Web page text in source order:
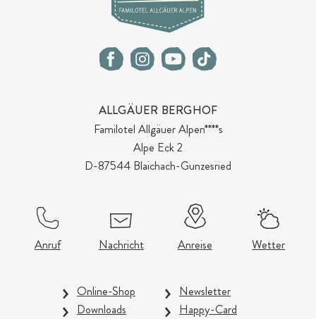
ALLGÄUER BERGHOF
Familotel Allgäuer Alpen****s
Alpe Eck 2
D-87544 Blaichach-Gunzesried
Anruf Nachricht Anreise Wetter
Online-Shop
Newsletter
Downloads
Happy-Card